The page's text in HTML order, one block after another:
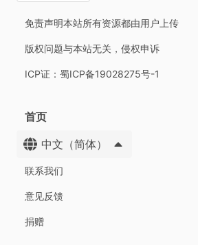
免责声明本站所有资源都由用户上传
版权问题与本站无关，侵权申诉
ICP证：蜀ICP备19028275号-1
首页
中文（简体）
联系我们
意见反馈
捐赠